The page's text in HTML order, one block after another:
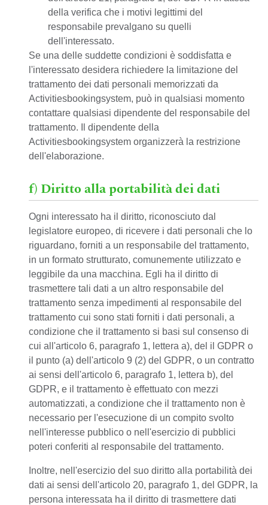
della verifica che i motivi legittimi del
responsabile prevalgano su quelli
dell'interessato.
Se una delle suddette condizioni è soddisfatta e
l'interessato desidera richiedere la limitazione del
trattamento dei dati personali memorizzati da
Activitiesbookingsystem, può in qualsiasi momento
contattare qualsiasi dipendente del responsabile del
trattamento. Il dipendente della
Activitiesbookingsystem organizzerà la restrizione
dell'elaborazione.
f) Diritto alla portabilità dei dati
Ogni interessato ha il diritto, riconosciuto dal
legislatore europeo, di ricevere i dati personali che lo
riguardano, forniti a un responsabile del trattamento,
in un formato strutturato, comunemente utilizzato e
leggibile da una macchina. Egli ha il diritto di
trasmettere tali dati a un altro responsabile del
trattamento senza impedimenti al responsabile del
trattamento cui sono stati forniti i dati personali, a
condizione che il trattamento si basi sul consenso di
cui all'articolo 6, paragrafo 1, lettera a), del il GDPR o
il punto (a) dell'articolo 9 (2) del GDPR, o un contratto
ai sensi dell'articolo 6, paragrafo 1, lettera b), del
GDPR, e il trattamento è effettuato con mezzi
automatizzati, a condizione che il trattamento non è
necessario per l'esecuzione di un compito svolto
nell'interesse pubblico o nell'esercizio di pubblici
poteri conferiti al responsabile del trattamento.
Inoltre, nell'esercizio del suo diritto alla portabilità dei
dati ai sensi dell'articolo 20, paragrafo 1, del GDPR, la
persona interessata ha il diritto di trasmettere dati